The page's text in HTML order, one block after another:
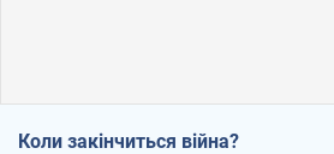
Коли закінчиться війна?